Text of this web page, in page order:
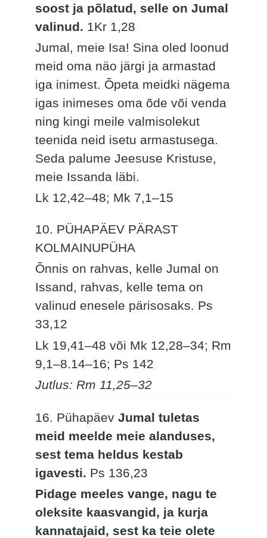
soost ja põlatud, selle on Jumal
valinud. 1Kr 1,28
Jumal, meie Isa! Sina oled loonud
meid oma näo järgi ja armastad
iga inimest. Õpeta meidki nägema
igas inimeses oma õde või venda
ning kingi meile valmisolekut
teenida neid isetu armastusega.
Seda palume Jeesuse Kristuse,
meie Issanda läbi.
Lk 12,42–48; Mk 7,1–15
10. PÜHAPÄEV PÄRAST
KOLMAINUPÜHA
Õnnis on rahvas, kelle Jumal on
Issand, rahvas, kelle tema on
valinud enesele pärisosaks. Ps
33,12
Lk 19,41–48 või Mk 12,28–34; Rm
9,1–8.14–16; Ps 142
Jutlus: Rm 11,25–32
16. PühapäevJumal tuletas
meid meelde meie alanduses,
sest tema heldus kestab
igavesti. Ps 136,23
Pidage meeles vange, nagu te
oleksite kaasvangid, ja kurja
kannatajaid, sest ka teie olete